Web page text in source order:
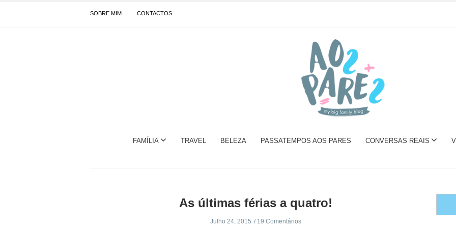
SOBRE MIM CONTACTOS
FAMÍLIA TRAVEL BELEZA PASSATEMPOS AOS PARES CONVERSAS REAIS
As últimas férias a quatro!
Julho 24, 2015 19 Comentários